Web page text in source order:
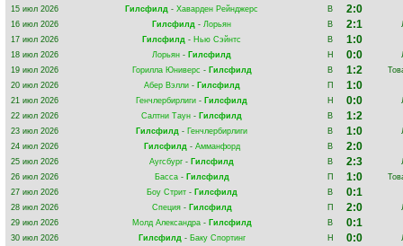
15 июл 2026
Гилсфилд - Хаварден Рейнджерс В 2:0
16 июл 2026 Гилсфилд - Лорьян В 2:1
17 июл 2026
Гилсфилд - Нью Сэйнтс В 1:0
18 июл 2026 Лорьян - Гилсфилд Н 0:0
19 июл 2026
Горилла Юниверс - Гилсфилд В 1:2
20 июл 2026
Абер Вэлли- Гилсфилд П 1:0
21 июл 2026 Генчлербирлиги - Гилсфилд Н 0:0
22 июл 2026
Салтни Таун - Гилсфилд В 1:2
23 июл 2026 Гилсфилд - Генчлербирлиги В 1:0
24 июл 2026
Гилсфилд- Амманфорд В 2:0
25 июл 2026 Аугсбург - Гилсфилд В 2:3
26 июл 2026
Басса- Гилсфилд П 1:0
27 июл 2026
Боу Стрит- Гилсфилд В 0:1
28 июл 2026 Специя- Гилсфилд П 2:0
29 июл 2026
Молд Александра- Гилсфилд В 0:1
30 июл 2026 Гилсфилд- Баку Спортинг Н 0:0